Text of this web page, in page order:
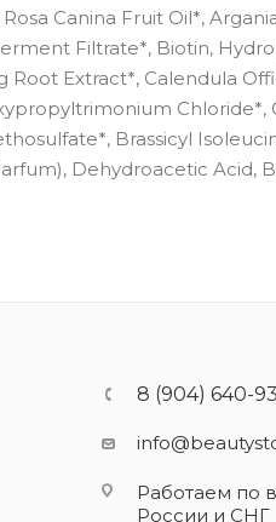
Canina Fruit Oil*,
Filtrate*, Biotin,
Root Extract*, Calendula
Brassicyl
Dehydroacetic Acid,
8 (904) 640-
Работаем по
России и СНГ